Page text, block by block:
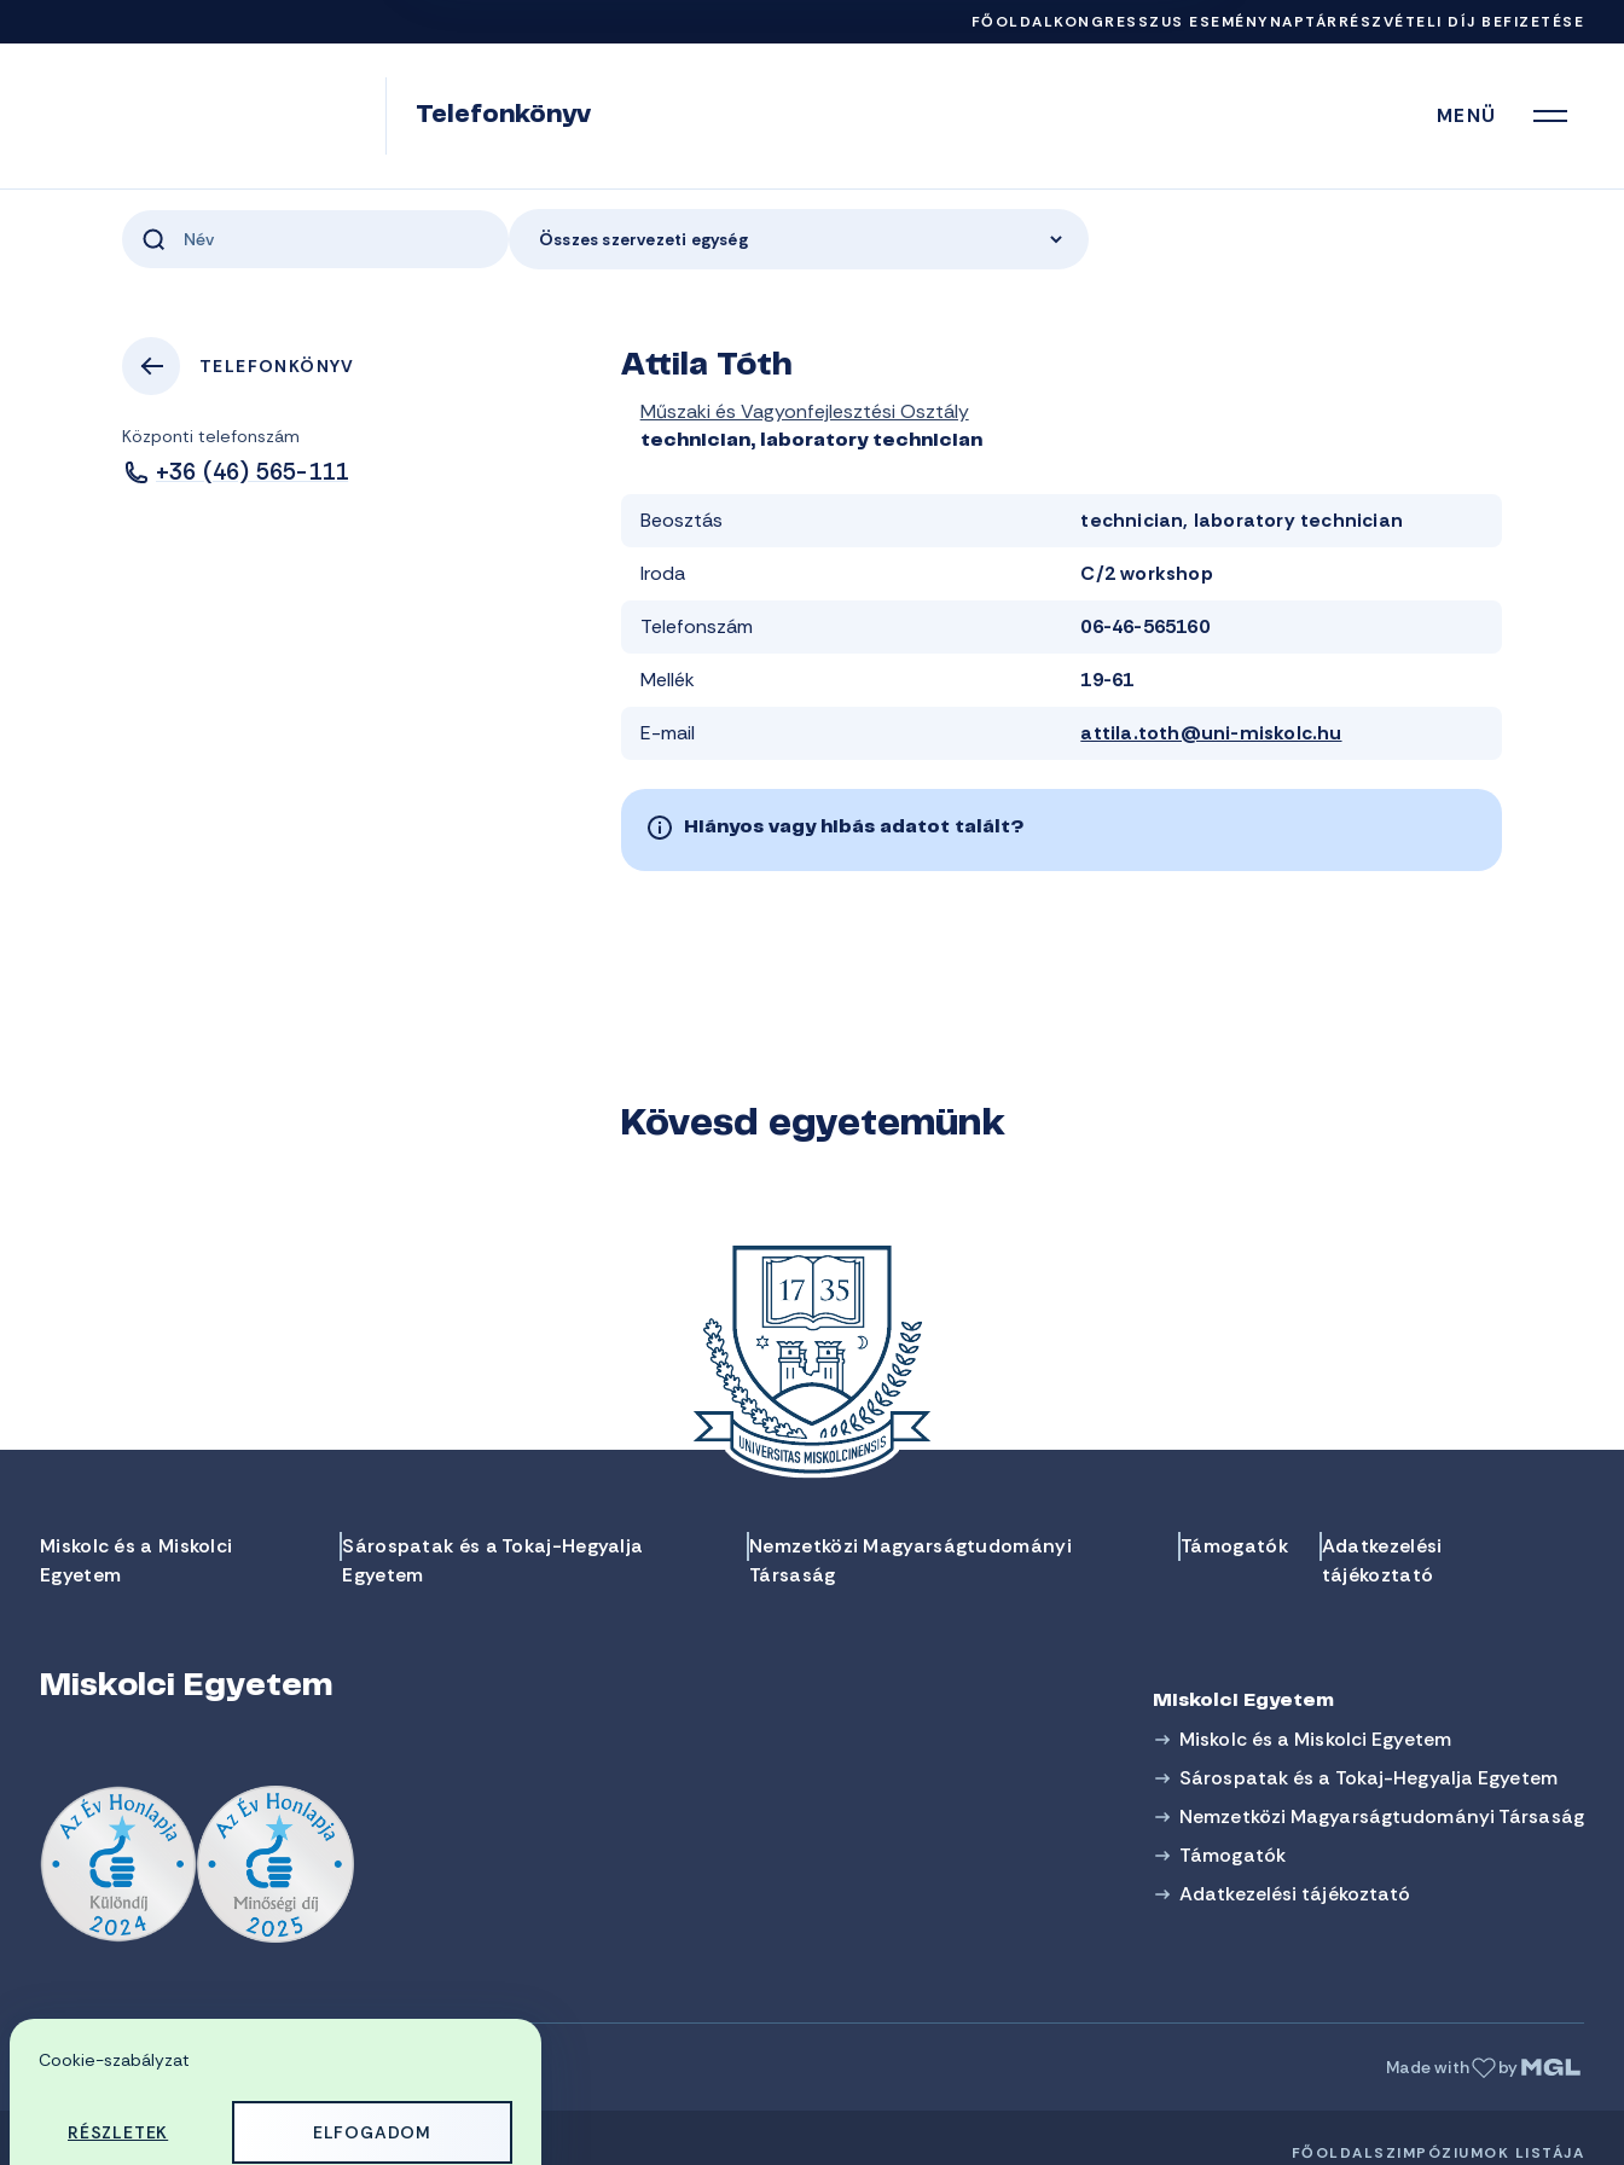
FŐOLDALKONGRESSZUS ESEMÉNYNAPTÁRRÉSZVÉTELI DÍJ BEFIZETÉSE
Telefonkönyv MENÜ
Összes szervezeti egység
TELEFONKÖNYV
Központi telefonszám
+36 (46) 565-111
Attila Tóth
Műszaki és Vagyonfejlesztési Osztály
technician, laboratory technician
Beosztás technician, laboratory technician
Iroda C/2 workshop
Telefonszám 06-46-565160
Mellék 19-61
E-mail attila.toth@uni-miskolc.hu
Hiányos vagy hibás adatot talált?
Kövesd egyetemünk
Miskolc és a Miskolci
Egyetem
Sárospatak és a Tokaj-Hegyalja
Egyetem
Nemzetközi Magyarságtudományi
Társaság
Támogatók
Adatkezelési
tájékoztató
Miskolci Egyetem Miskolci Egyetem
Miskolc és a Miskolci Egyetem
Sárospatak és a Tokaj-Hegyalja Egyetem
Nemzetközi Magyarságtudományi Társaság
Támogatók
Adatkezelési tájékoztató
EN Made with by
FŐOLDALSZIMPÓZIUMOK LISTÁJA
Cookie-szabályzat
RÉSZLETEK ELFOGADOM